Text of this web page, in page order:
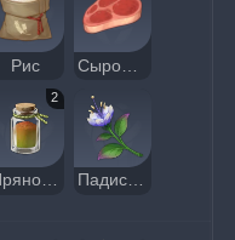
Рис
2
Пряность Падисара